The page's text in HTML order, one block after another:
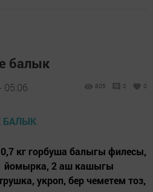
балык
05:06 805 0 0
кг горбуша балыгы филесы,
йомырка, 2 аш кашыгы
укроп, бер чеметем тоз,